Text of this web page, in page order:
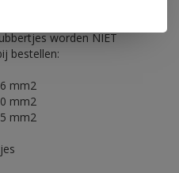
worden NIET
bestellen:
mm2
mm2
mm2